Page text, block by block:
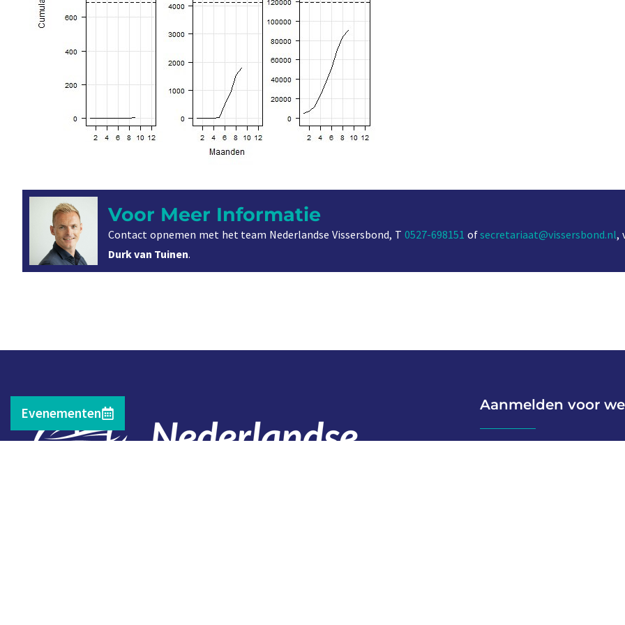
Voor Meer Informatie
Contact opnemen met het team Nederlandse Vissersbond, T 0527-698151 ofsecretariaat@vissersbond.nl,
Durk van Tuinen.
Evenementen Aanmelden voor